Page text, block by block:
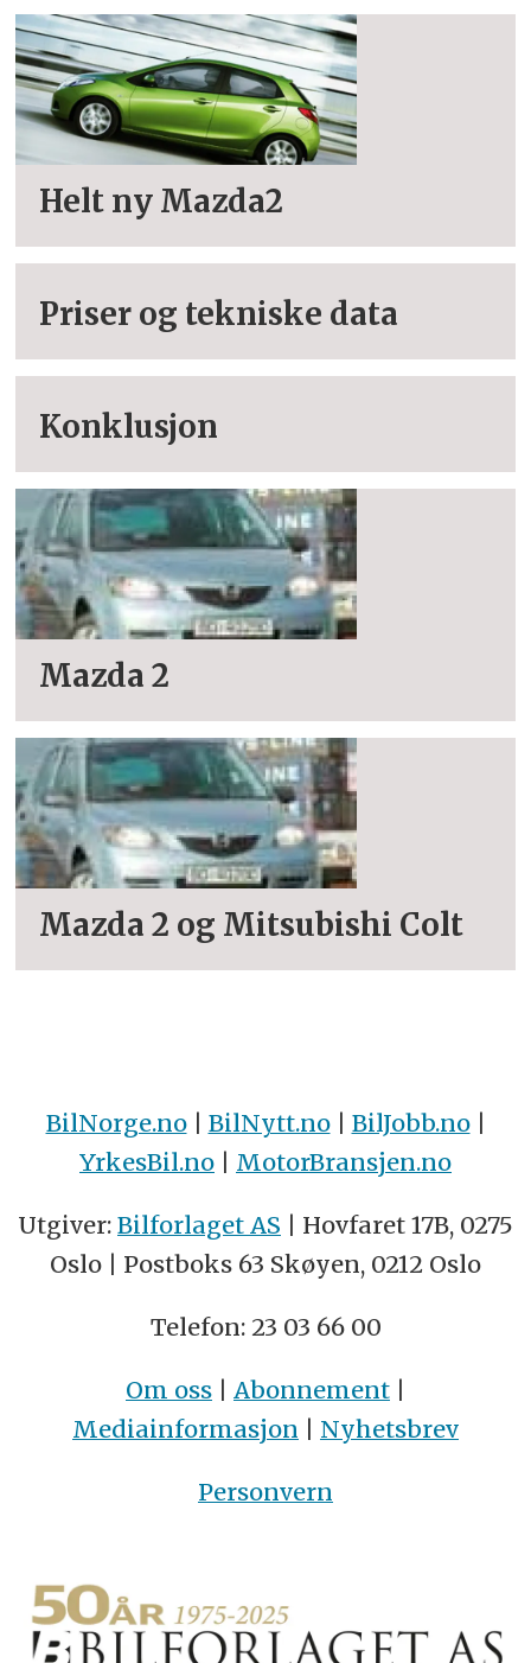
Helt ny Mazda2
Priser og tekniske data
Konklusjon
Mazda 2
Mazda 2 og Mitsubishi Colt
BilNorge.no| BilNytt.no| BilJobb.no|
YrkesBil.no | MotorBransjen.no
Utgiver: Bilforlaget AS | Hovfaret 17B, 0275
Oslo | Postboks 63 Skøyen, 0212 Oslo
Telefon: 23 03 66 00
Om oss | Abonnement |
Mediainformasjon | Nyhetsbrev
Personvern